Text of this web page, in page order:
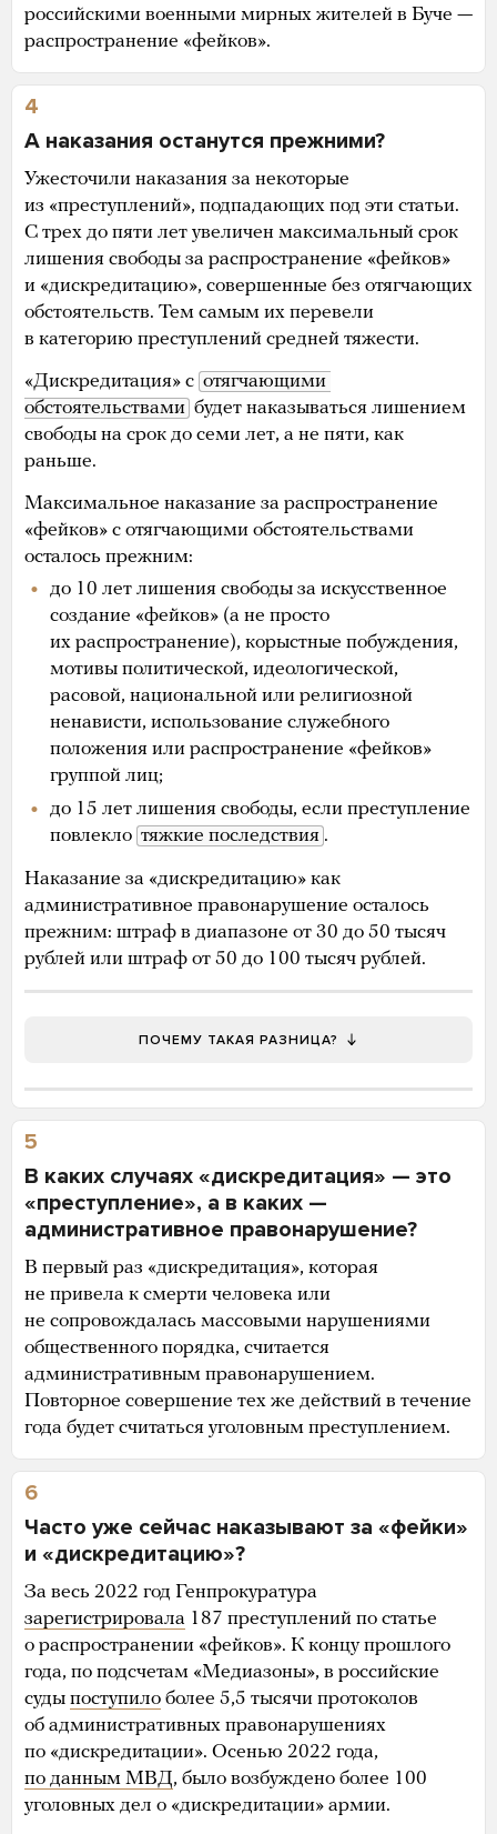
российскими военными мирных жителей в Буче —
распространение «фейков».
4
А наказания останутся прежними?
Ужесточили наказания за некоторые
из «преступлений», подпадающих под эти статьи.
C трех до пяти лет увеличен максимальный срок
лишения свободы за распространение «фейков»
и «дискредитацию», совершенные без отягчающих
обстоятельств. Тем самым их перевели
в категорию преступлений средней тяжести.
«Дискредитация» с отягчающими
обстоятельствами будет наказываться лишением
свободы на срок до семи лет, а не пяти, как
раньше.
Максимальное наказание за распространение
«фейков» с отягчающими обстоятельствами
осталось прежним:
до 10 лет лишения свободы за искусственное
создание «фейков» (а не просто
их распространение), корыстные побуждения,
мотивы политической, идеологической,
расовой, национальной или религиозной
ненависти, использование служебного
положения или распространение «фейков»
группой лиц;
до 15 лет лишения свободы, если преступление
повлекло тяжкие последствия .
Наказание за «дискредитацию» как
административное правонарушение осталось
прежним: штраф в диапазоне от 30 до 50 тысяч
рублей или штраф от 50 до 100 тысяч рублей.
ПОЧЕМУ ТАКАЯ РАЗНИЦА?
5
В каких случаях «дискредитация» — это
«преступление», а в каких —
административное правонарушение?
В первый раз «дискредитация», которая
не привела к смерти человека или
не сопровождалась массовыми нарушениями
общественного порядка, считается
административным правонарушением.
Повторное совершение тех же действий в течение
года будет считаться уголовным преступлением.
6
Часто уже сейчас наказывают за «фейки»
и «дискредитацию»?
За весь 2022 год Генпрокуратура
зарегистрировала 187 преступлений по статье
о распространении «фейков». К концу прошлого
года, по подсчетам «Медиазоны», в российские
суды поступило более 5,5 тысячи протоколов
об административных правонарушениях
по «дискредитации». Осенью 2022 года,
по данным МВД, было возбуждено более 100
уголовных дел о «дискредитации» армии.